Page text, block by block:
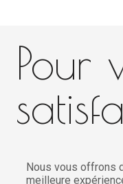
Pour
Nous vous offrons
meilleure